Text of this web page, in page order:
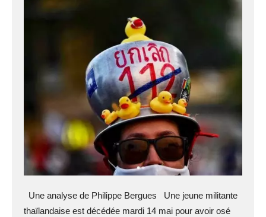
Une analyse de Philippe Bergues Une jeune militante
thaïlandaise est décédée mardi 14 mai pour avoir osé